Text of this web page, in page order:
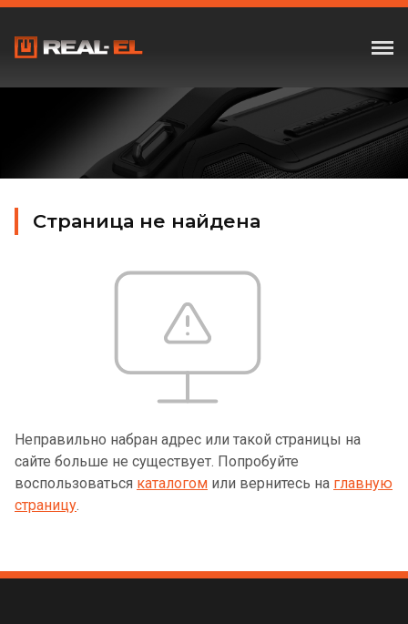
Страница не найдена
Неправильно набран адрес или такой страницы на
сайте больше не существует. Попробуйте
воспользоваться каталогом или вернитесь на главную
страницу.